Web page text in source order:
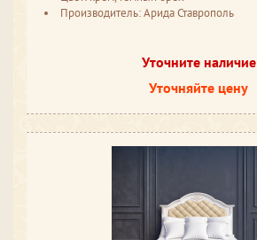
Производитель: Арида Ставрополь
Уточните наличие
Уточняйте цену